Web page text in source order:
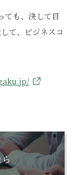
ても、決して目
て、ビジネスコ